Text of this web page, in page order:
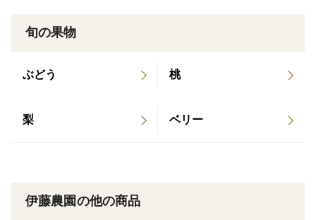
旬の果物
ぶどう 桃
梨 ベリー
伊藤農園の他の商品